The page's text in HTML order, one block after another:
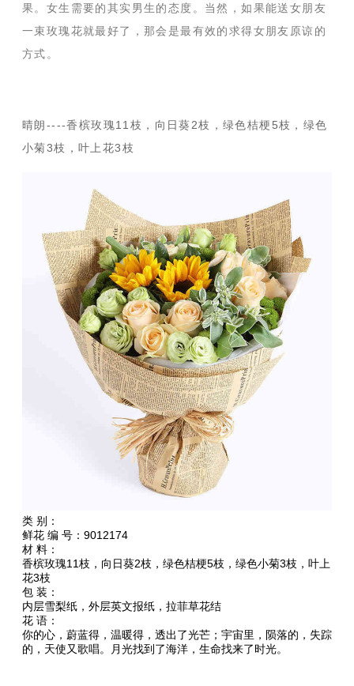
果。女生需要的其实男生的态度。当然，如果能送女朋友
一束玫瑰花就最好了，那会是最有效的求得女朋友原谅的
方式。
晴朗----香槟玫瑰11枝，向日葵2枝，绿色桔梗5枝，绿色
小菊3枝，叶上花3枝
类 别：
鲜花 编 号：9012174
材 料：
香槟玫瑰11枝，向日葵2枝，绿色桔梗5枝，绿色小菊3枝，叶上
花3枝
包 装：
内层雪梨纸，外层英文报纸，拉菲草花结
花 语：
你的心，蔚蓝得，温暖得，透出了光芒；宇宙里，陨落的，失踪
的，天使又歌唱。月光找到了海洋，生命找来了时光。